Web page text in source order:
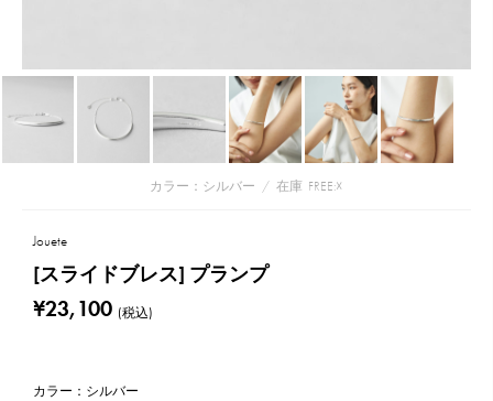
カラー：シルバー / 在庫 FREE:☓
Jouete
[スライドブレス] プランプ
¥23,100 (税込)
カラー：シルバー